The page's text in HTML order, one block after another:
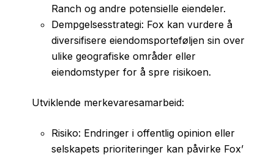
Ranch og andre potensielle eiendeler.
Dempgelsesstrategi: Fox kan vurdere å
diversifisere eiendomsporteføljen sin over
ulike geografiske områder eller
eiendomstyper for å spre risikoen.
Utviklende merkevaresamarbeid:
Risiko: Endringer i offentlig opinion eller
selskapets prioriteringer kan påvirke Fox’